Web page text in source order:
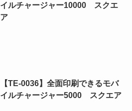
イルチャージャー10000 スクエ
ア
【TE-0036】全面印刷できるモバ
イルチャージャー5000 スクエア